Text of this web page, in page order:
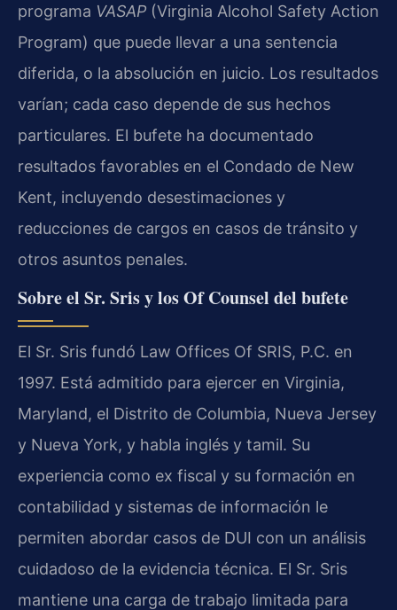
programa VASAP (Virginia Alcohol Safety Action
Program) que puede llevar a una sentencia
diferida, o la absolución en juicio. Los resultados
varían; cada caso depende de sus hechos
particulares. El bufete ha documentado
resultados favorables en el Condado de New
Kent, incluyendo desestimaciones y
reducciones de cargos en casos de tránsito y
otros asuntos penales.
Sobre el Sr. Sris y los Of Counsel del bufete
El Sr. Sris fundó Law Offices Of SRIS, P.C. en
1997. Está admitido para ejercer en Virginia,
Maryland, el Distrito de Columbia, Nueva Jersey
y Nueva York, y habla inglés y tamil. Su
experiencia como ex fiscal y su formación en
contabilidad y sistemas de información le
permiten abordar casos de DUI con un análisis
cuidadoso de la evidencia técnica. El Sr. Sris
mantiene una carga de trabajo limitada para